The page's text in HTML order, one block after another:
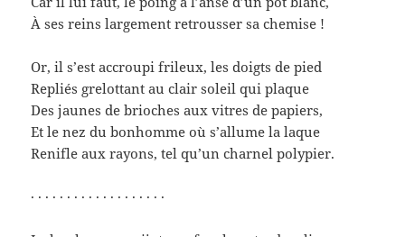
À ses reins largement retrousser sa chemise !
Or, il s’est accroupi frileux, les doigts de pied
Repliés grelottant au clair soleil qui plaque
Des jaunes de brioches aux vitres de papiers,
Et le nez du bonhomme où s’allume la laque
Renifle aux rayons, tel qu’un charnel polypier.
· · · · · · · · · · · · · · · · · · ·